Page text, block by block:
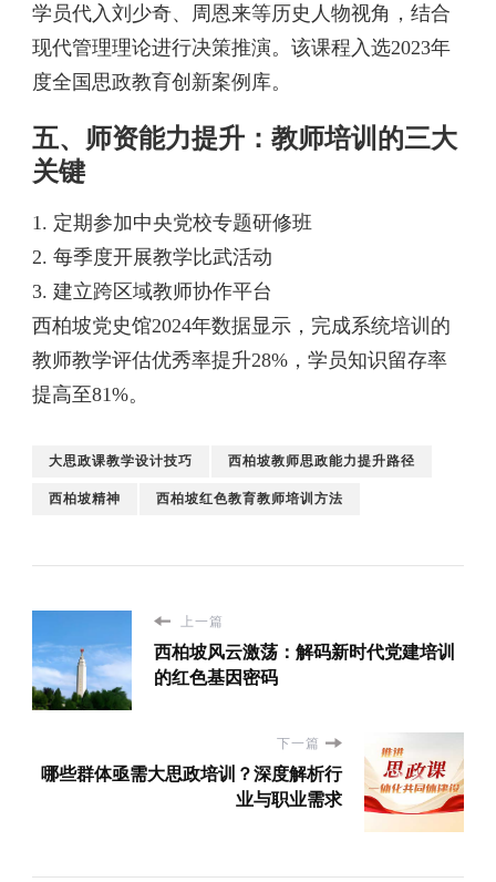
学员代入刘少奇、周恩来等历史人物视角，结合
现代管理理论进行决策推演。该课程入选2023年
度全国思政教育创新案例库。
五、师资能力提升：教师培训的三大
关键
1. 定期参加中央党校专题研修班
2. 每季度开展教学比武活动
3. 建立跨区域教师协作平台
西柏坡党史馆2024年数据显示，完成系统培训的
教师教学评估优秀率提升28%，学员知识留存率
提高至81%。
大思政课教学设计技巧 西柏坡教师思政能力提升路径
西柏坡精神 西柏坡红色教育教师培训方法
上一篇
西柏坡风云激荡：解码新时代党建培训
的红色基因密码
下一篇
哪些群体亟需大思政培训？深度解析行
业与职业需求